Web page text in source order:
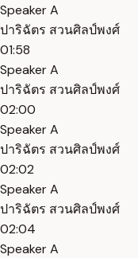
Speaker A
ปาริฉัตร สวนศิลป์พงศ์
01:58
Speaker A
ปาริฉัตร สวนศิลป์พงศ์
02:00
Speaker A
ปาริฉัตร สวนศิลป์พงศ์
02:02
Speaker A
ปาริฉัตร สวนศิลป์พงศ์
02:04
Speaker A